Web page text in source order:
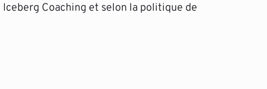
Coaching et selon la politique de